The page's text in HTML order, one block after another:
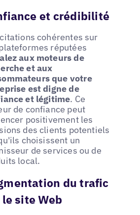
et crédibilité
cohérentes sur
réputées
aux moteurs de
et aux
que votre
est digne de
et légitime. Ce
de confiance peut
positivement les
des clients potentiels
choisissent un
de services ou de
local.
du trafic
site Web